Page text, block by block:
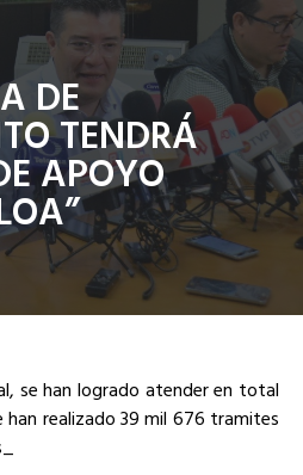
DE
TENDRÁ
APOYO
se han logrado atender en total
han realizado 39 mil 676 tramites